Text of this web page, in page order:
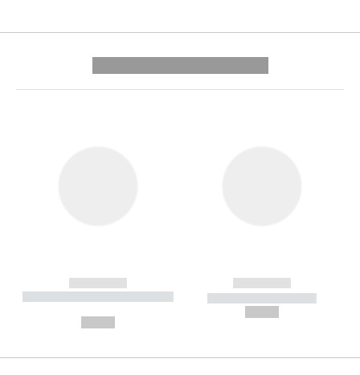
------------
----------- ----------- --------
------------
----------- -----------